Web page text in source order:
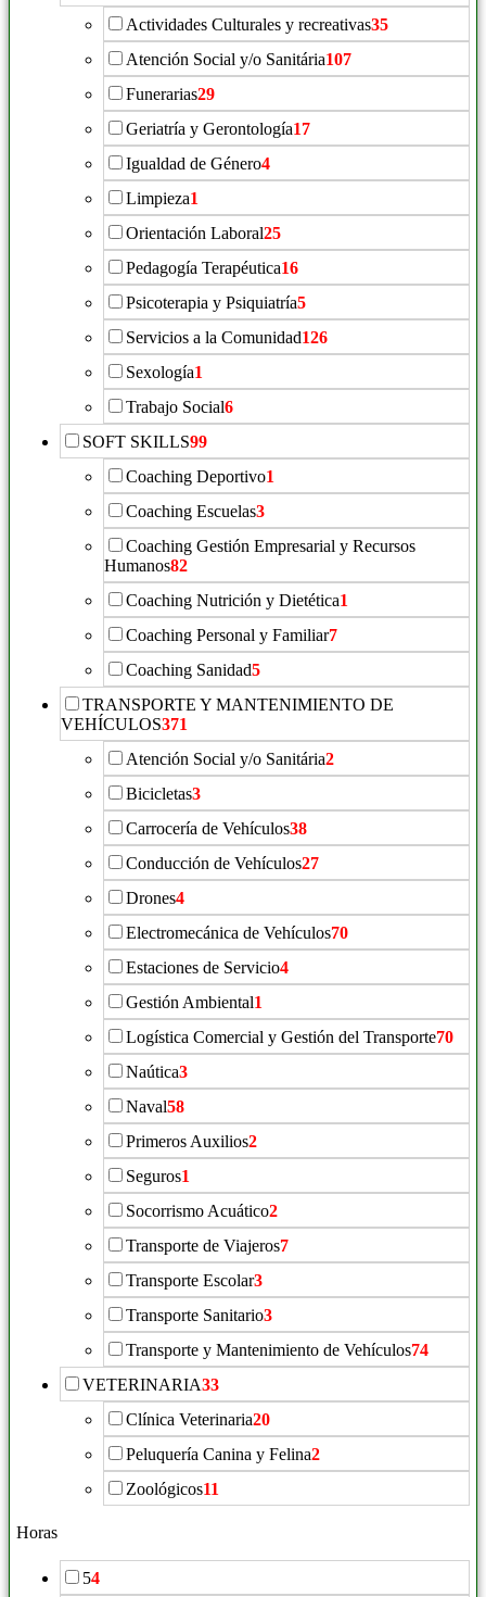
Actividades Culturales y recreativas35
Atención Social y/o Sanitária107
Funerarias29
Geriatría y Gerontología17
Igualdad de Género4
Limpieza1
Orientación Laboral25
Pedagogía Terapéutica16
Psicoterapia y Psiquiatría5
Servicios a la Comunidad126
Sexología1
Trabajo Social6
SOFT SKILLS99
Coaching Deportivo1
Coaching Escuelas3
Coaching Gestión Empresarial y Recursos
Humanos82
Coaching Nutrición y Dietética1
Coaching Personal y Familiar7
Coaching Sanidad5
TRANSPORTE Y MANTENIMIENTO DE
VEHÍCULOS371
Atención Social y/o Sanitária2
Bicicletas3
Carrocería de Vehículos38
Conducción de Vehículos27
Drones4
Electromecánica de Vehículos70
Estaciones de Servicio4
Gestión Ambiental1
Logística Comercial y Gestión del Transporte70
Naútica3
Naval58
Primeros Auxilios2
Seguros1
Socorrismo Acuático2
Transporte de Viajeros7
Transporte Escolar3
Transporte Sanitario3
Transporte y Mantenimiento de Vehículos74
VETERINARIA33
Clínica Veterinaria20
Peluquería Canina y Felina2
Zoológicos11
Horas
54